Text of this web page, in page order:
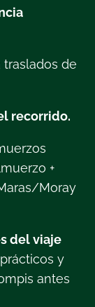
traslados de
recorrido.
+
Moray
del viaje
y
antes